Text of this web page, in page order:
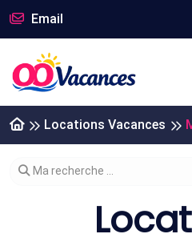
Email
Locations Vacances
Modifier votre recherche
Ma recherche ...